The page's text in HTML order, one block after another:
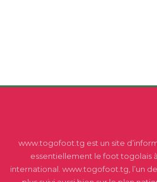
www.togofoot.tg est un site
essentiellement le foot togolais
international. www.togofoot.tg, l’un